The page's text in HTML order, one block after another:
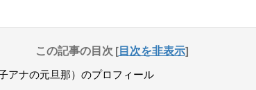
この記事の目次 [目次を非表示]
アナの元旦那）のプロフィール